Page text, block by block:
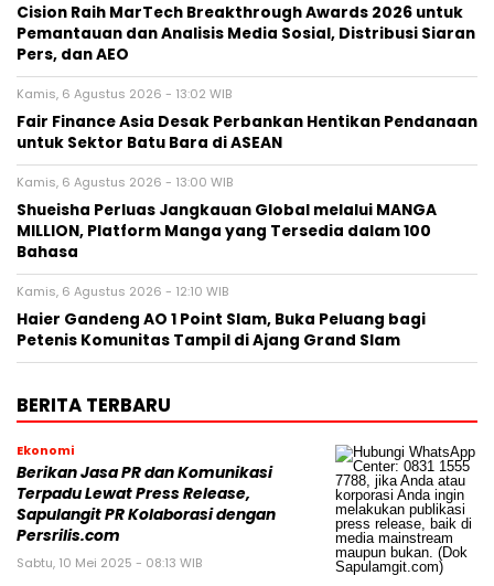
Cision Raih MarTech Breakthrough Awards 2026 untuk
Pemantauan dan Analisis Media Sosial, Distribusi Siaran
Pers, dan AEO
Kamis, 6 Agustus 2026 - 13:02 WIB
Fair Finance Asia Desak Perbankan Hentikan Pendanaan
untuk Sektor Batu Bara di ASEAN
Kamis, 6 Agustus 2026 - 13:00 WIB
Shueisha Perluas Jangkauan Global melalui MANGA
MILLION, Platform Manga yang Tersedia dalam 100
Bahasa
Kamis, 6 Agustus 2026 - 12:10 WIB
Haier Gandeng AO 1 Point Slam, Buka Peluang bagi
Petenis Komunitas Tampil di Ajang Grand Slam
BERITA TERBARU
Ekonomi
Berikan Jasa PR dan Komunikasi
Terpadu Lewat Press Release,
Sapulangit PR Kolaborasi dengan
Persrilis.com
Sabtu, 10 Mei 2025 - 08:13 WIB